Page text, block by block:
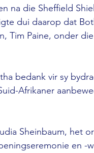
na die Sheffield
dui daarop dat
Tim Paine, onder
bedank vir sy
Afrikaner
Sheinbaum, het
en -